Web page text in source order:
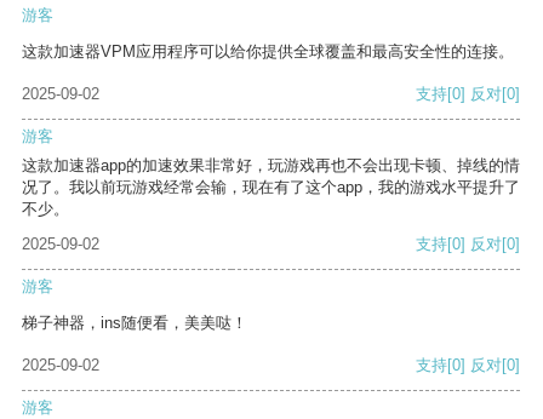
游客
这款加速器VPM应用程序可以给你提供全球覆盖和最高安全性的连接。
2025-09-02 支持[0] 反对[0]
游客
这款加速器app的加速效果非常好，玩游戏再也不会出现卡顿、掉线的情
况了。我以前玩游戏经常会输，现在有了这个app，我的游戏水平提升了
不少。
2025-09-02
支持[0] 反对[0]
游客
梯子神器，ins随便看，美美哒！
2025-09-02 支持[0] 反对[0]
游客